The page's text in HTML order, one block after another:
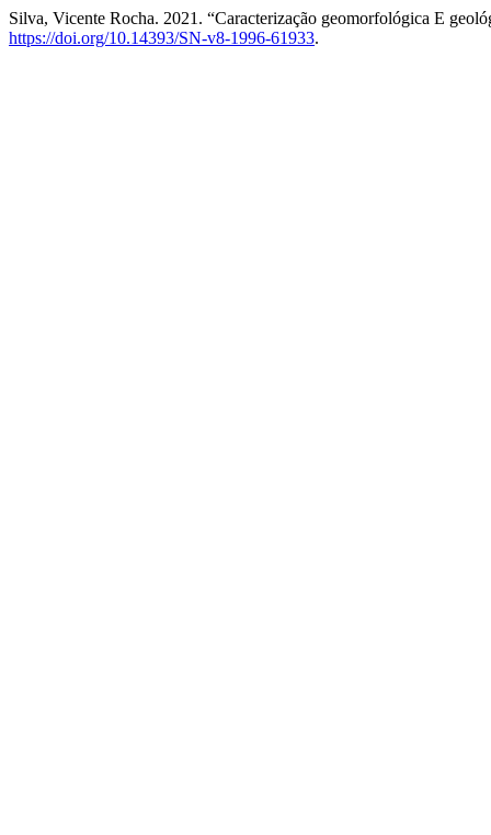
Silva, Vicente Rocha. 2021. “Caracterização geomorfológica E
https://doi.org/10.14393/SN-v8-1996-61933.